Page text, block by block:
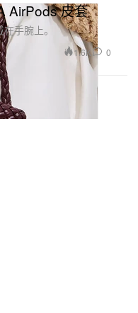
AirPods 皮套
手腕上。
1.6K 0